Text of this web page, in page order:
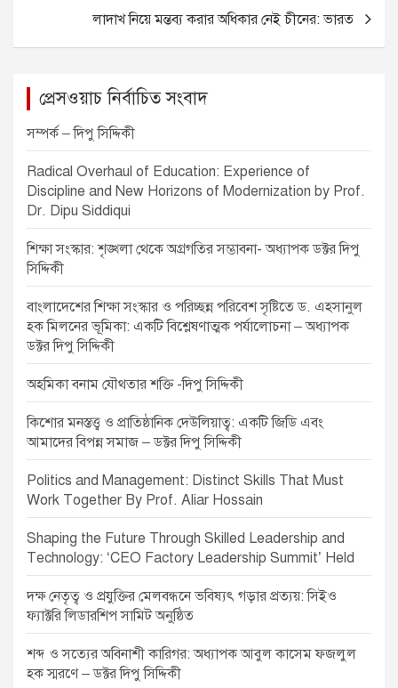
er p
লাদাখ নিয়ে মন্তব্য করার অধিকার নেই চীনের: ভারত
প্রেসওয়াচ নির্বাচিত সংবাদ
সম্পর্ক – দিপু সিদ্দিকী
Radical Overhaul of Education: Experience of
Discipline and New Horizons of Modernization by Prof.
Dr. Dipu Siddiqui
শিক্ষা সংস্কার: শৃঙ্খলা থেকে অগ্রগতির সম্ভাবনা- অধ্যাপক ডক্টর দিপু
সিদ্দিকী
বাংলাদেশের শিক্ষা সংস্কার ও পরিচ্ছন্ন পরিবেশ সৃষ্টিতে ড. এহসানুল
হক মিলনের ভূমিকা: একটি বিশ্লেষণাত্মক পর্যালোচনা – অধ্যাপক
ডক্টর দিপু সিদ্দিকী
অহমিকা বনাম যৌথতার শক্তি -দিপু সিদ্দিকী
কিশোর মনস্তত্ত্ব ও প্রাতিষ্ঠানিক দেউলিয়াত্ব: একটি জিডি এবং
আমাদের বিপন্ন সমাজ – ডক্টর দিপু সিদ্দিকী
Politics and Management: Distinct Skills That Must
Work Together By Prof. Aliar Hossain
Shaping the Future Through Skilled Leadership and
Technology: ‘CEO Factory Leadership Summit’ Held
দক্ষ নেতৃত্ব ও প্রযুক্তির মেলবন্ধনে ভবিষ্যৎ গড়ার প্রত্যয়: সিইও
ফ্যাক্টরি লিডারশিপ সামিট অনুষ্ঠিত
শব্দ ও সত্যের অবিনাশী কারিগর: অধ্যাপক আবুল কাসেম ফজলুল
হক স্মরণে – ডক্টর দিপু সিদ্দিকী